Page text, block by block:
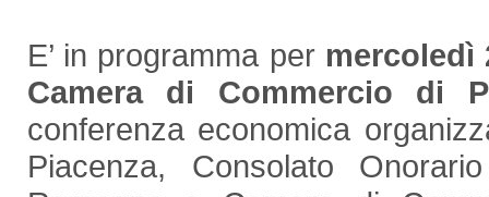
E’ in programma per mercoledì
Camera di Commercio di
conferenza economica
Piacenza, Consolato